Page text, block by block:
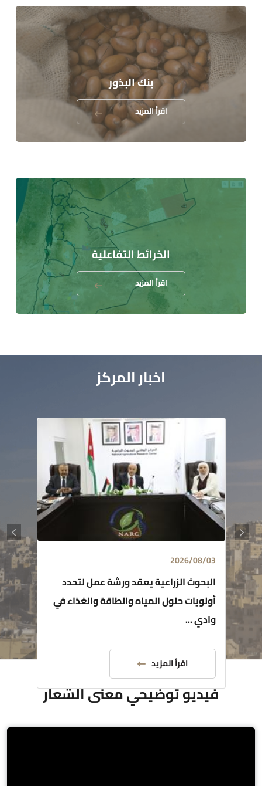
بنك البذور
اقرأ المزيد
الخرائط التفاعلية
اقرأ المزيد
اخبار المركز
2026/08/03
البحوث الزراعية يعقد ورشة عمل لتحدد
أولويات حلول المياه والطاقة والغذاء في
وادي ...
اقرأ المزيد
فيديو توضيحي معنى الشعار